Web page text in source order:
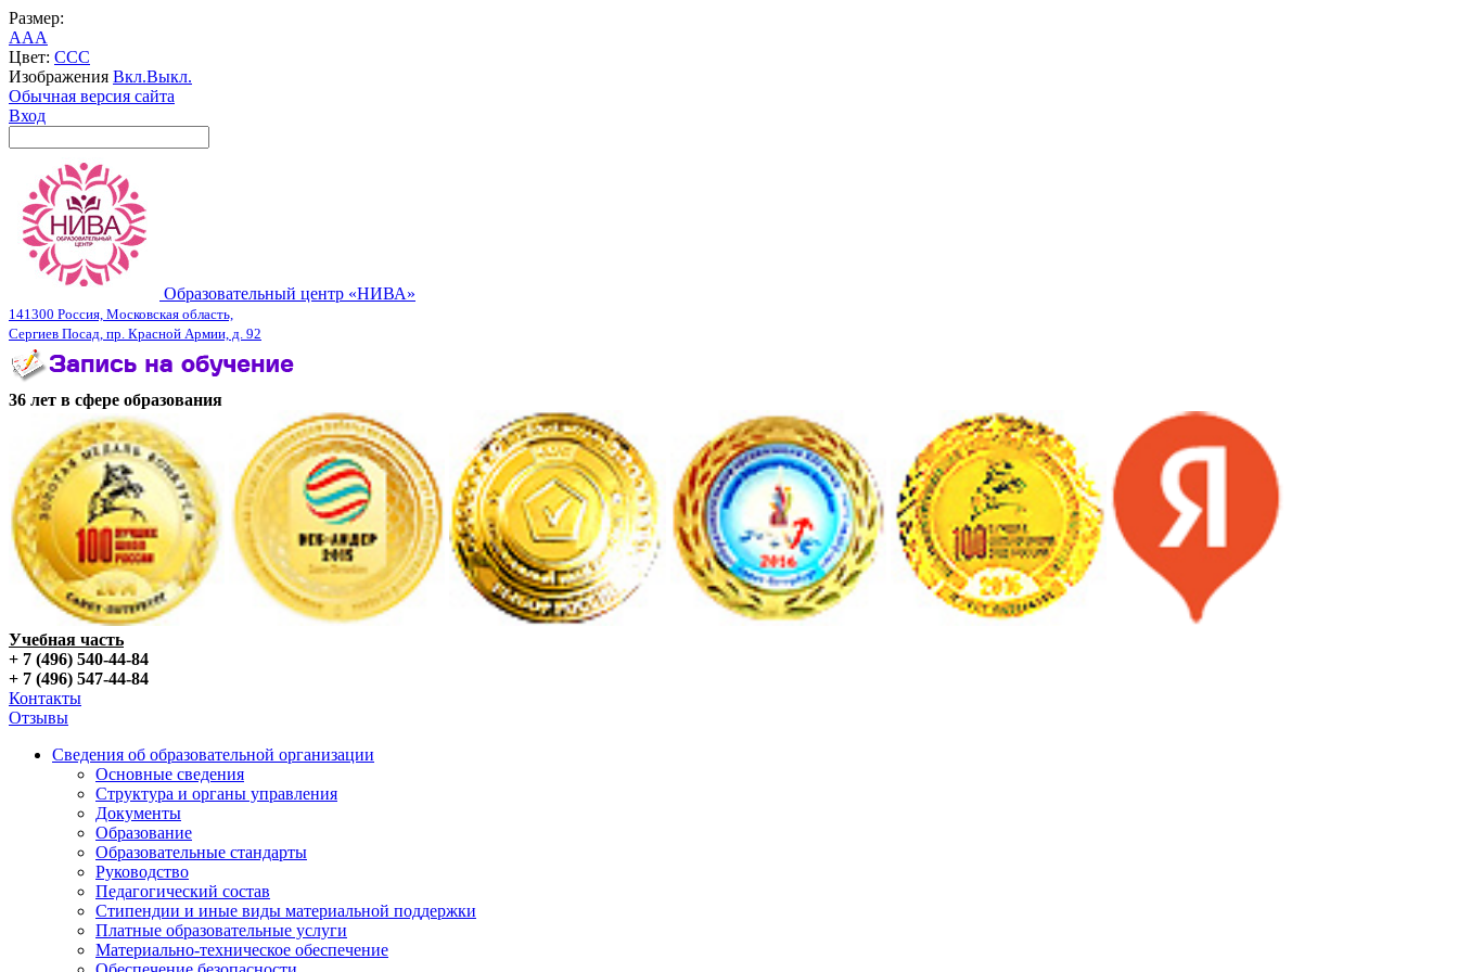
Размер:
AAA
Цвет: CCC
Изображения Вкл.Выкл.
Обычная версия сайта
Вход
Образовательный центр «НИВА»
141300 Россия, Московская область,
Сергиев Посад, пр. Красной Армии, д. 92
36 лет в сфере образования
Учебная часть
+ 7 (496) 540-44-84
+ 7 (496) 547-44-84
Контакты
Отзывы
Сведения об образовательной организации
Основные сведения
Структура и органы управления
Документы
Образование
Образовательные стандарты
Руководство
Педагогический состав
Стипендии и иные виды материальной поддержки
Платные образовательные услуги
Материально-техническое обеспечение